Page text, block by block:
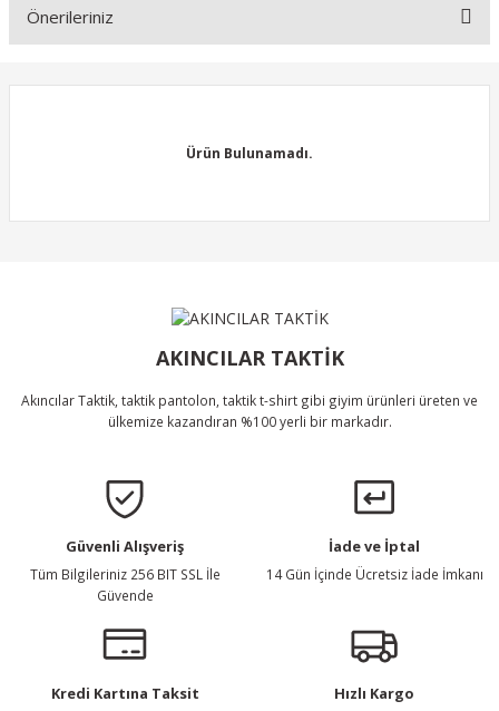
Önerileriniz
Görüş ve önerileriniz için teşekkür ederiz.
Ürün fiyatı diğer sitelerden daha pahalı.
Bu ürüne benzer farklı alternatifler olmalı.
Ürün Bulunamadı.
Ürün Bulunamadı.
AKINCILAR TAKTİK
Akıncılar Taktik, taktik pantolon, taktik t-shirt gibi giyim ürünleri üreten ve
ülkemize kazandıran %100 yerli bir markadır.
Güvenli Alışveriş
Tüm Bilgileriniz 256 BIT SSL İle
Güvende
İade ve İptal
14 Gün İçinde Ücretsiz İade İmkanı
Kredi Kartına Taksit Hızlı Kargo